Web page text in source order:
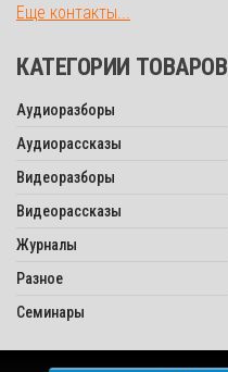
Еще контакты...
КАТЕГОРИИ ТОВАРОВ
Аудиоразборы
Аудиорассказы
Видеоразборы
Видеорассказы
Журналы
Разное
Семинары